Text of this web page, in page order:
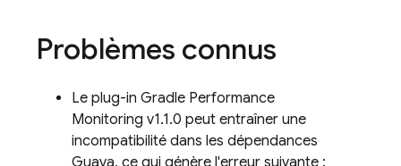
Problèmes connus
Le plug-in Gradle Performance
Monitoring v1.1.0 peut entraîner une
incompatibilité dans les dépendances
Guava, ce qui génère l'erreur suivante :